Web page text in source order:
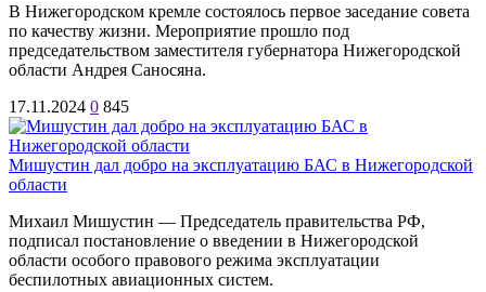
В Нижегородском кремле состоялось первое заседание совета
по качеству жизни. Мероприятие прошло под
председательством заместителя губернатора Нижегородской
области Андрея Саносяна.
17.11.2024 0 845
Мишустин дал добро на эксплуатацию БАС в Нижегородской
области
Михаил Мишустин — Председатель правительства РФ,
подписал постановление о введении в Нижегородской
области особого правового режима эксплуатации
беспилотных авиационных систем.